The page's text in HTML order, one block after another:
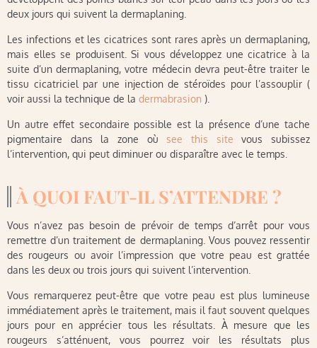
deux jours qui suivent la dermaplaning.
Les infections et les cicatrices sont rares après un dermaplaning,
mais elles se produisent. Si vous développez une cicatrice à la
suite d’un dermaplaning, votre médecin devra peut-être traiter le
tissu cicatriciel par une injection de stéroïdes pour l’assouplir (
voir aussi la technique de la dermabrasion ).
Un autre effet secondaire possible est la présence d’une tache
pigmentaire dans la zone oùsee this site vous subissez
l’intervention, qui peut diminuer ou disparaître avec le temps.
À QUOI FAUT-IL S’ATTENDRE ?
Vous n’avez pas besoin de prévoir de temps d’arrêt pour vous
remettre d’un traitement de dermaplaning. Vous pouvez ressentir
des rougeurs ou avoir l’impression que votre peau est grattée
dans les deux ou trois jours qui suivent l’intervention.
Vous remarquerez peut-être que votre peau est plus lumineuse
immédiatement après le traitement, mais il faut souvent quelques
jours pour en apprécier tous les résultats. À mesure que les
rougeurs s’atténuent, vous pourrez voir les résultats plus